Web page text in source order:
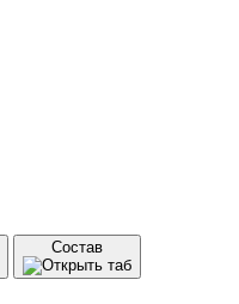
Состав